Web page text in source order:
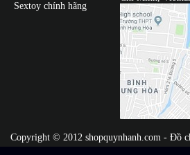
Sextoy chính hãng
Copyright © 2012 shopquynhanh.com - Đồ